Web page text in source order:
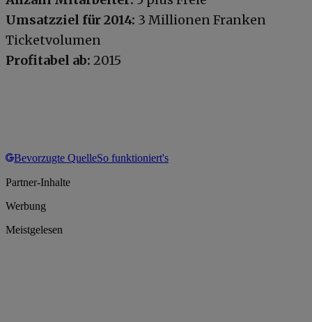
Umsatzziel für 2014: 3 Millionen Franken
Ticketvolumen
Profitabel ab: 2015
Bevorzugte QuelleSo funktioniert's
Partner-Inhalte
Werbung
Meistgelesen